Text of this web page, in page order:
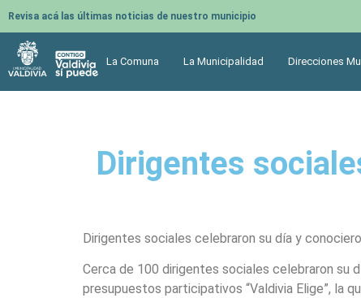
Revisa acá las últimas noticias de nuestro municipio
La Comuna La Municipalidad Direcciones
Dirigentes
Dirigentes sociales celebraron su día y
Cerca de 100 dirigentes sociales celebraron su
presupuestos participativos “Valdivia Elige”, la